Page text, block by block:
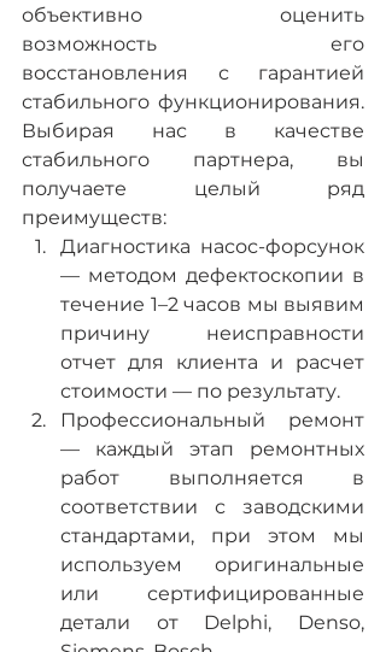
объективно оценить
возможность его
восстановления с гарантией
стабильного функционирования.
Выбирая нас в качестве
стабильного партнера, вы
получаете целый ряд
преимуществ:
Диагностика насос-форсунок
— методом дефектоскопии в
течение 1–2 часов мы выявим
причину неисправности
отчет для клиента и расчет
стоимости — по результату.
Профессиональный ремонт
— каждый этап ремонтных
работ выполняется в
соответствии с заводскими
стандартами, при этом мы
используем оригинальные
или сертифицированные
детали от Delphi, Denso,